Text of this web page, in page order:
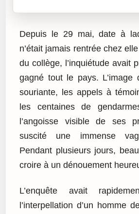
Depuis le 29 mai, date à
n’était jamais rentrée chez
du collège, l’inquiétude avait
gagné tout le pays. L’image
souriante, les appels à
les centaines de
l’angoisse visible de ses
suscité une immense
Pendant plusieurs jours,
croire à un dénouement
L’enquête avait
l’interpellation d’un homme